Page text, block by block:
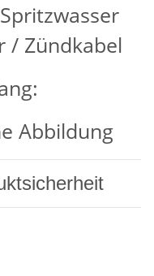
/ Zündkabel
Abbildung